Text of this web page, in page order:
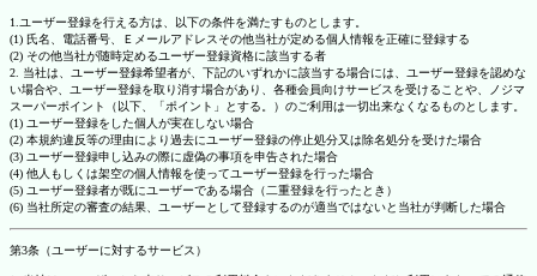
1.ユーザー登録を行える方は、以下の条件を満たすものとします。
(1) 氏名、電話番号、Ｅメールアドレスその他当社が定める個人情報を正確に登録する
(2) その他当社が随時定めるユーザー登録資格に該当する者
2. 当社は、ユーザー登録希望者が、下記のいずれかに該当する場合には、ユーザー登録を認めな
い場合や、ユーザー登録を取り消す場合があり、各種会員向けサービスを受けることや、ノジマ
スーパーポイント（以下、「ポイント」とする。）のご利用は一切出来なくなるものとします。
(1) ユーザー登録をした個人が実在しない場合
(2) 本規約違反等の理由により過去にユーザー登録の停止処分又は除名処分を受けた場合
(3) ユーザー登録申し込みの際に虚偽の事項を申告された場合
(4) 他人もしくは架空の個人情報を使ってユーザー登録を行った場合
(5) ユーザー登録者が既にユーザーである場合（二重登録を行ったとき）
(6) 当社所定の審査の結果、ユーザーとして登録するのが適当ではないと当社が判断した場合
第3条（ユーザーに対するサービス）